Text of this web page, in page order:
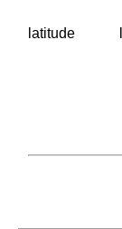
latitude